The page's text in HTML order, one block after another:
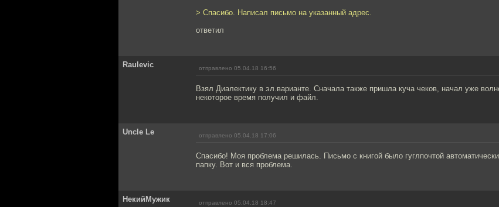
> Спасибо. Написал письмо на указанный адрес.
ответил
Raulevic отправлено 05.04.18 16:56
Взял Диалектику в эл.варианте. Сначала также пришла куча чеков, начал уже
некоторое время получил и файл.
Uncle Le отправлено 05.04.18 17:06
Спасибо! Моя проблема решилась. Письмо с книгой было гуглпочтой
папку. Вот и вся проблема.
НекийМужик отправлено 05.04.18 18:47